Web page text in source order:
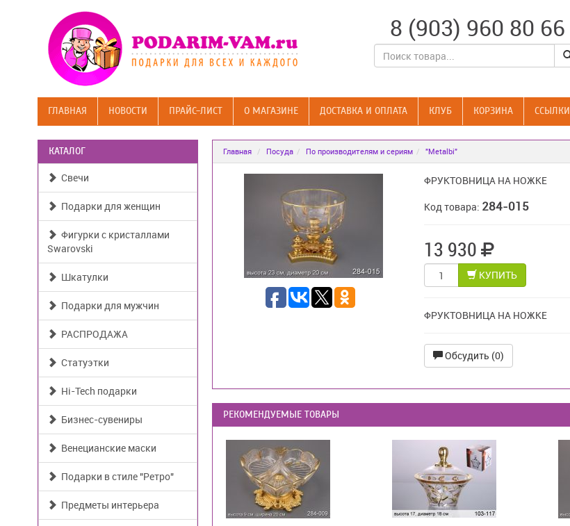
8 (903) 960 80 66
ГЛАВНАЯ НОВОСТИ ПРАЙС-ЛИСТ О МАГАЗИНЕ ДОСТАВКА И ОПЛАТА КЛУБ КОРЗИНА CСЫЛКИ
КАТАЛОГ
Свечи
Подарки для женщин
Фигурки с кристаллами
Swarovski
Шкатулки
Подарки для мужчин
РАСПРОДАЖА
Статуэтки
Hi-Tech подарки
Бизнес-сувениры
Венецианские маски
Подарки в стиле "Ретро"
Предметы интерьера
Главная Посуда По производителям и сериям "Metalbi"
ФРУКТОВНИЦА НА НОЖКЕ
Код товара: 284-015
13 930
КУПИТЬ
ФРУКТОВНИЦА НА НОЖКЕ
Обсудить (0)
РЕКОМЕНДУЕМЫЕ ТОВАРЫ